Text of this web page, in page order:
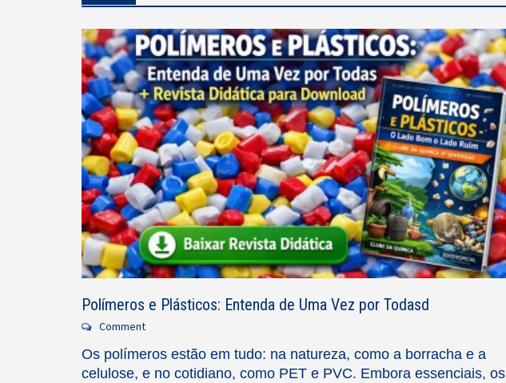
Polímeros e Plásticos: Entenda de Uma Vez por Todasd
Comment
Os polímeros estão em tudo: na natureza, como a borracha e a
celulose, e no cotidiano, como PET e PVC. Embora essenciais, os